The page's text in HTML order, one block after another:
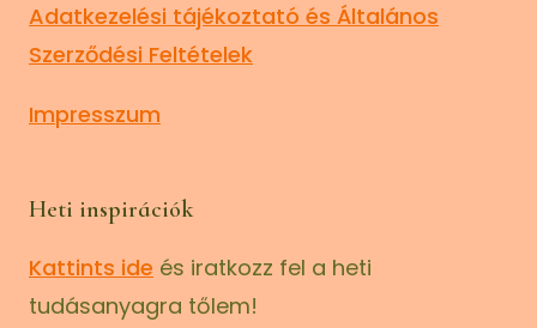
Adatkezelési tájékoztató és Általános
Szerződési Feltételek
Impresszum
Heti inspirációk
Kattints ide és iratkozz fel a heti
tudásanyagra tőlem!